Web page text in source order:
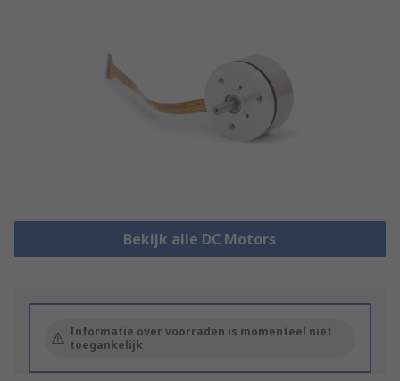
Bekijk alle DC Motors
Informatie over voorraden is momenteel niet
toegankelijk